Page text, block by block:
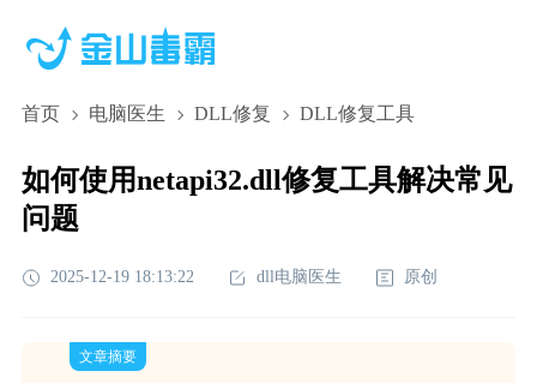
首页 电脑医生 DLL修复 DLL修复工具
如何使用netapi32.dll修复工具解决常见
问题
2025-12-19 18:13:22 dll电脑医生 原创
文章摘要